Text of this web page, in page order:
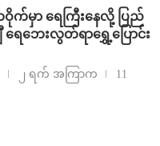
ဝိုက်မှာ ရေကြီးနေလို့ ပြည်
ရေဘေးလွတ်ရာရွှေ့ပြောင်း
၂ ရက် အကြာက
11